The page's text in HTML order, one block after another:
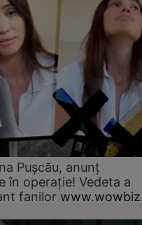
Pușcău, anunț
în operație! Vedeta a
fanilor